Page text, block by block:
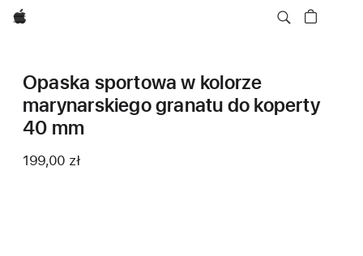
Apple
Opaska sportowa w kolorze
marynarskiego granatu do koperty
40 mm
199,00 zł